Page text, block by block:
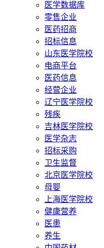
医学数据库
零售企业
医药招商
招标信息
山东医学院校
电商平台
医药信息
经营企业
辽宁医学院校
残疾
吉林医学院校
医学杂志
招标采购
卫生监督
北京医学院校
母婴
上海医学院校
健康营养
医患
养生